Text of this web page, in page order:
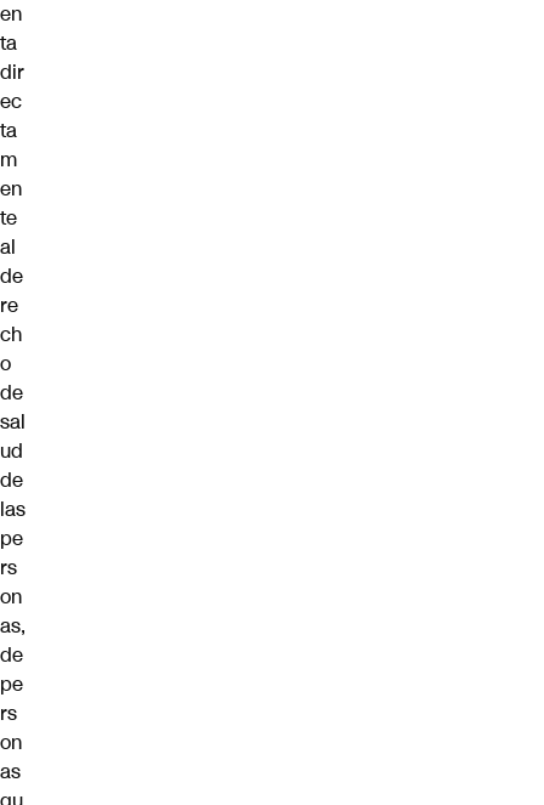
en
ta
dir
ec
ta
m
en
te
al
de
re
ch
o
de
sal
ud
de
las
pe
rs
on
as,
de
pe
rs
on
as